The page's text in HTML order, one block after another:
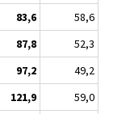
83,6
58,6
87,8
52,3
97,2
49,2
121,9
59,0